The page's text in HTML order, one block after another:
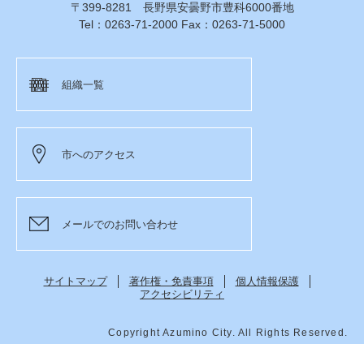
〒399-8281 長野県安曇野市豊科6000番地
Tel：0263-71-2000 Fax：0263-71-5000
組織一覧
市へのアクセス
メールでのお問い合わせ
サイトマップ 著作権・免責事項
個人情報保護
アクセシビリティ
Copyright Azumino City. All Rights Reserved.